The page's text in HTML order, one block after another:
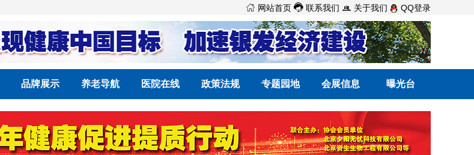
 网站首页  联系我们  关于我们 QQ登录
品牌展示 养老导航 医院在线 政策法规 专题园地 会展信息 曝光台